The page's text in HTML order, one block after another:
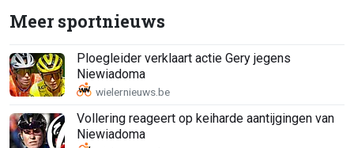
Meer sportnieuws
Ploegleider verklaart actie Gery jegens
Niewiadoma
Vollering reageert op keiharde aantijgingen van
Niewiadoma